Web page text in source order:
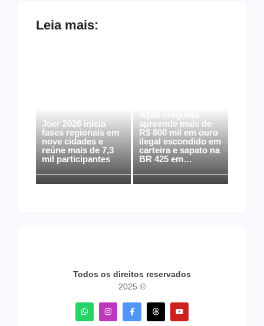
Leia mais:
Joer 2026 inicia
fases regionais em
nove cidades e
reúne mais de 7,3
mil participantes
apreende mais de
R$ 800 mil em ouro
ilegal escondido em
carteira e sapato na
BR 425 em…
Todos os direitos reservados
2025 ©